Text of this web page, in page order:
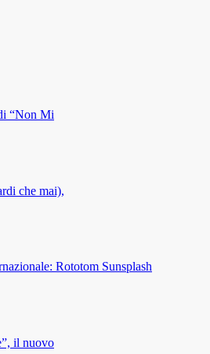
“Non Mi
che mai),
Rototom Sunsplash
il nuovo